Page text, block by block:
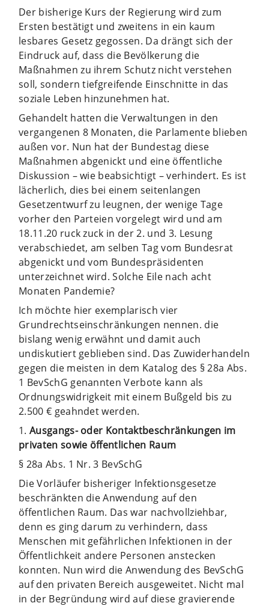
Der bisherige Kurs der Regierung wird zum
Ersten bestätigt und zweitens in ein kaum
lesbares Gesetz gegossen. Da drängt sich der
Eindruck auf, dass die Bevölkerung die
Maßnahmen zu ihrem Schutz nicht verstehen
soll, sondern tiefgreifende Einschnitte in das
soziale Leben hinzunehmen hat.
Gehandelt hatten die Verwaltungen in den
vergangenen 8 Monaten, die Parlamente blieben
außen vor. Nun hat der Bundestag diese
Maßnahmen abgenickt und eine öffentliche
Diskussion – wie beabsichtigt – verhindert. Es ist
lächerlich, dies bei einem seitenlangen
Gesetzentwurf zu leugnen, der wenige Tage
vorher den Parteien vorgelegt wird und am
18.11.20 ruck zuck in der 2. und 3. Lesung
verabschiedet, am selben Tag vom Bundesrat
abgenickt und vom Bundespräsidenten
unterzeichnet wird. Solche Eile nach acht
Monaten Pandemie?
Ich möchte hier exemplarisch vier
Grundrechtseinschränkungen nennen. die
bislang wenig erwähnt und damit auch
undiskutiert geblieben sind. Das Zuwiderhandeln
gegen die meisten in dem Katalog des § 28a Abs.
1 BevSchG genannten Verbote kann als
Ordnungswidrigkeit mit einem Bußgeld bis zu
2.500 € geahndet werden.
1. Ausgangs- oder Kontaktbeschränkungen im
privaten sowie öffentlichen Raum
§ 28a Abs. 1 Nr. 3 BevSchG
Die Vorläufer bisheriger Infektionsgesetze
beschränkten die Anwendung auf den
öffentlichen Raum. Das war nachvollziehbar,
denn es ging darum zu verhindern, dass
Menschen mit gefährlichen Infektionen in der
Öffentlichkeit andere Personen anstecken
konnten. Nun wird die Anwendung des BevSchG
auf den privaten Bereich ausgeweitet. Nicht mal
in der Begründung wird auf diese gravierende